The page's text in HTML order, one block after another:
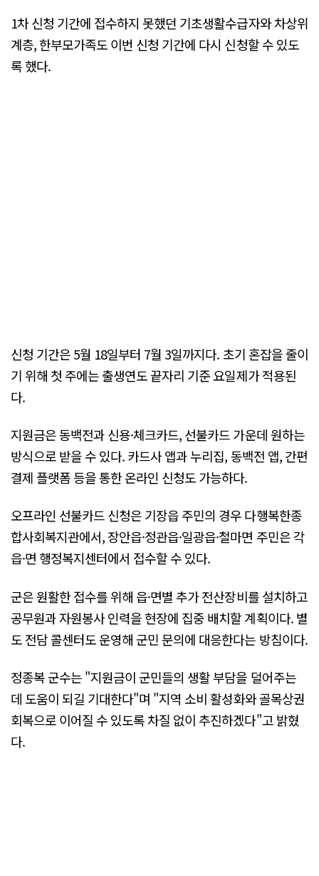
1차 신청 기간에 접수하지 못했던 기초생활수급자와 차상위
계층, 한부모가족도 이번 신청 기간에 다시 신청할 수 있도
록 했다.
신청 기간은 5월 18일부터 7월 3일까지다. 초기 혼잡을 줄이
기 위해 첫 주에는 출생연도 끝자리 기준 요일제가 적용된
다.
지원금은 동백전과 신용·체크카드, 선불카드 가운데 원하는
방식으로 받을 수 있다. 카드사 앱과 누리집, 동백전 앱, 간편
결제 플랫폼 등을 통한 온라인 신청도 가능하다.
오프라인 선불카드 신청은 기장읍 주민의 경우 다행복한종
합사회복지관에서, 장안읍·정관읍·일광읍·철마면 주민은 각
읍·면 행정복지센터에서 접수할 수 있다.
군은 원활한 접수를 위해 읍·면별 추가 전산장비를 설치하고
공무원과 자원봉사 인력을 현장에 집중 배치할 계획이다. 별
도 전담 콜센터도 운영해 군민 문의에 대응한다는 방침이다.
정종복 군수는 "지원금이 군민들의 생활 부담을 덜어주는
데 도움이 되길 기대한다"며 "지역 소비 활성화와 골목상권
회복으로 이어질 수 있도록 차질 없이 추진하겠다"고 밝혔
다.